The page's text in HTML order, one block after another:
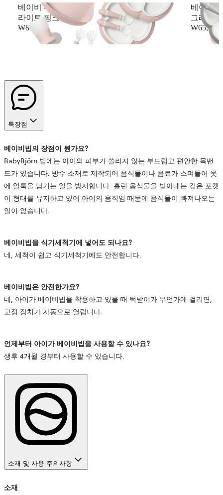
베이비 디너웨어 세트
라이트 핑크
₩85,000
베이비
그레이
₩65,000
특장점
베이비빕의 장점이 뭔가요?
BabyBjörn 빕에는 아이의 피부가 쓸리지 않는 부드럽고 편안한 목밴
드가 있습니다. 방수 소재로 제작되어 음식물이나 음료가 스며들어 옷
에 얼룩을 남기는 일을 방지합니다. 흘린 음식물을 받아내는 깊은 포켓
이 형태를 유지하고 있어 아이의 움직임 때문에 음식물이 빠져나오는
일이 없습니다.
베이비빕을 식기세척기에 넣어도 되나요?
네, 세척이 쉽고 식기세척기에도 안전합니다.
베이비빕은 안전한가요?
네, 아이가 베이비빕을 착용하고 있을 때 턱받이가 무언가에 걸리면,
고정 장치가 자동으로 열립니다.
언제부터 아이가 베이비빕을 사용할 수 있나요?
생후 4개월 경부터 사용할 수 있습니다.
소재 및 사용 주의사항
소재